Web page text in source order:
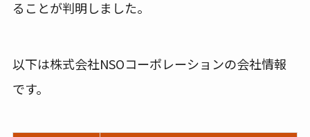
ることが判明しました。
以下は株式会社NSOコーポレーションの会社情報
です。